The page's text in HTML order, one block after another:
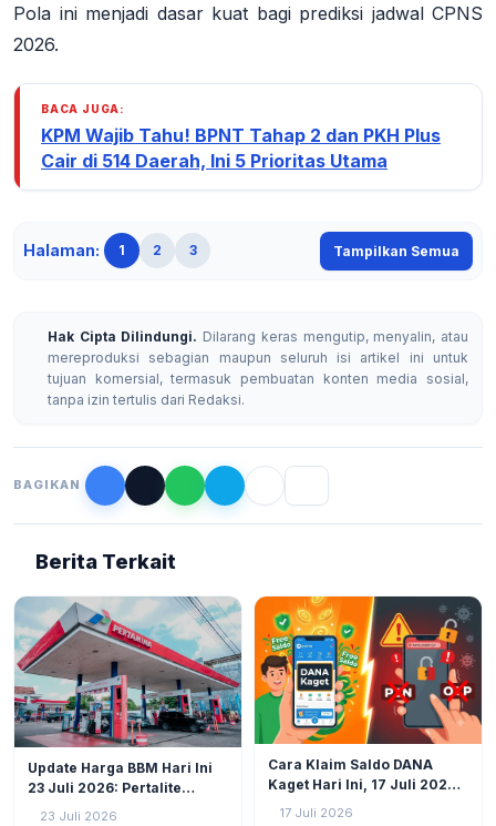
Pola ini menjadi dasar kuat bagi prediksi jadwal CPNS
2026.
BACA JUGA:
KPM Wajib Tahu! BPNT Tahap 2 dan PKH Plus
Cair di 514 Daerah, Ini 5 Prioritas Utama
Halaman: 1 2 3 Tampilkan Semua
Hak Cipta Dilindungi. Dilarang keras mengutip, menyalin, atau
mereproduksi sebagian maupun seluruh isi artikel ini untuk
tujuan komersial, termasuk pembuatan konten media sosial,
tanpa izin tertulis dari Redaksi.
BAGIKAN
Berita Terkait
Update Harga BBM Hari Ini
23 Juli 2026: Pertalite
Tetap, Pertamax hingga
23 Juli 2026
Cara Klaim Saldo DANA
Kaget Hari Ini, 17 Juli 2026:
Langsung Cair Tanpa Ribet!
17 Juli 2026